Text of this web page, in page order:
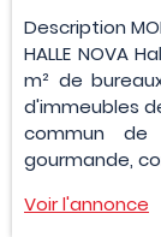
Description
HALLE NOVA
m² de
d'immeubles
commun
gourmande,
Voir l'annonce